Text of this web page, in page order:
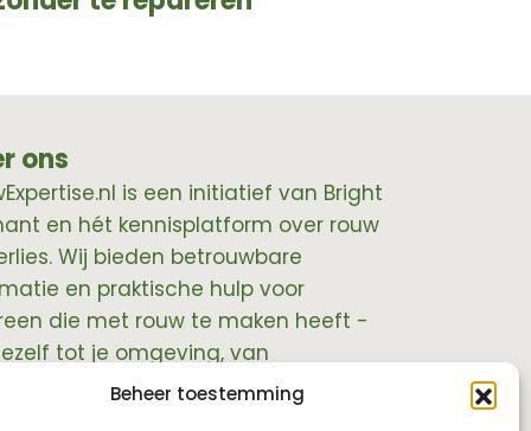
Beheer toestemming
ons
is een initiatief van Bright
en hét kennisplatform over rouw
Wij bieden betrouwbare
en praktische hulp voor
die met rouw te maken heeft -
tot je omgeving, van
tot leidinggevenden.